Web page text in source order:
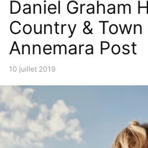
Daniel Graham
Country &
Annemara Post
10 juillet 2019